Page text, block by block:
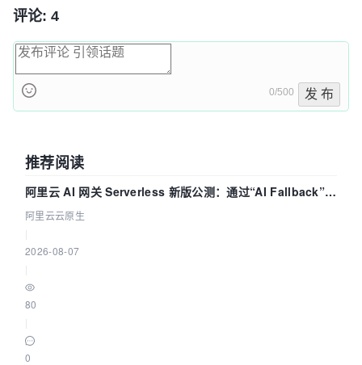
评论: 4
0/500 发 布
推荐阅读
阿里云 AI 网关 Serverless 新版公测：通过“AI Fallback”与
拓扑可视化构建 AI 流量治理底座
阿里云云原生
2026-08-07
80
0